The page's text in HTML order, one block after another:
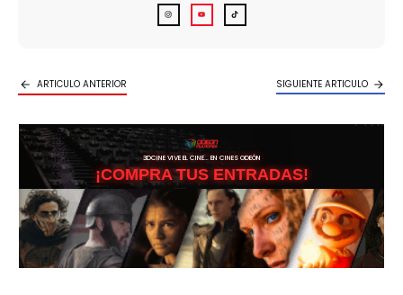
ARTICULO ANTERIOR SIGUIENTE ARTICULO
3DCINE VIVE EL CINE… EN CINES ODEÓN
¡COMPRA TUS ENTRADAS!